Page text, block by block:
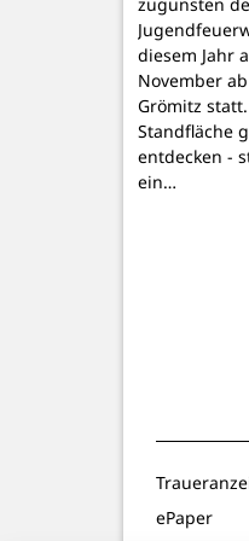
zugunsten
diesem Jahr
November
Grömitz
Standfläche
entdecken -
ein…
ePaper